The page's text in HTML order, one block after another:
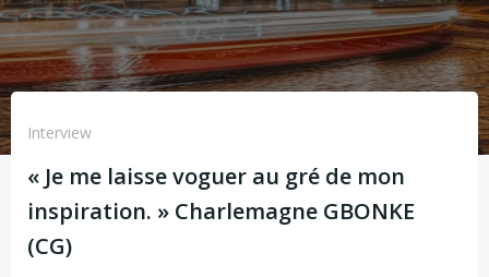
Interview
« Je me laisse voguer au gré de mon
inspiration. » Charlemagne GBONKE
(CG)